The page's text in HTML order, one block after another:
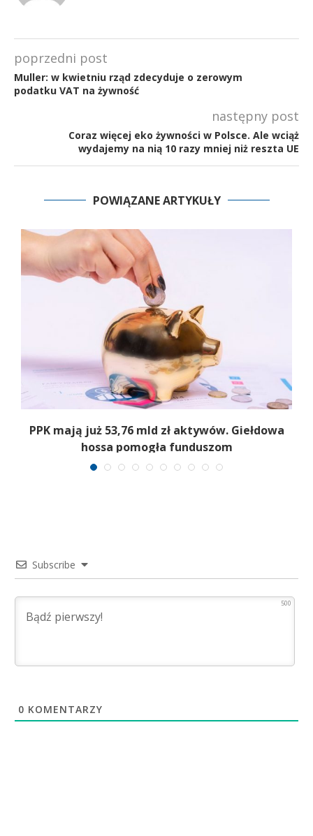
poprzedni post
Muller: w kwietniu rząd zdecyduje o zerowym
podatku VAT na żywność
następny post
Coraz więcej eko żywności w Polsce. Ale wciąż
wydajemy na nią 10 razy mniej niż reszta UE
POWIĄZANE ARTYKUŁY
PPK mają już 53,76 mld zł aktywów. Giełdowa
hossa pomogła funduszom
Subscribe
500
0 KOMENTARZY